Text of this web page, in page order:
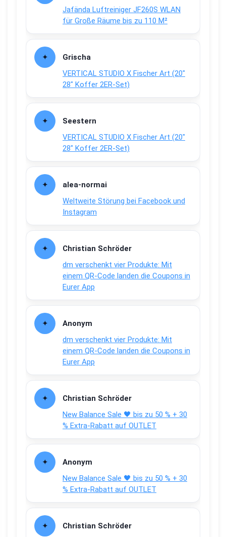
Jafända Luftreiniger JF260S WLAN
für Große Räume bis zu 110 M²
Grischa
VERTICAL STUDIO X Fischer Art (20″
28″ Koffer 2ER-Set)
Seestern
VERTICAL STUDIO X Fischer Art (20″
28″ Koffer 2ER-Set)
alea-normai
Weltweite Störung bei Facebook und
Instagram
Christian Schröder
dm verschenkt vier Produkte: Mit
einem QR-Code landen die Coupons in
Eurer App
Anonym
dm verschenkt vier Produkte: Mit
einem QR-Code landen die Coupons in
Eurer App
Christian Schröder
New Balance Sale 🖤 bis zu 50 % + 30
% Extra-Rabatt auf OUTLET
Anonym
New Balance Sale 🖤 bis zu 50 % + 30
% Extra-Rabatt auf OUTLET
Christian Schröder